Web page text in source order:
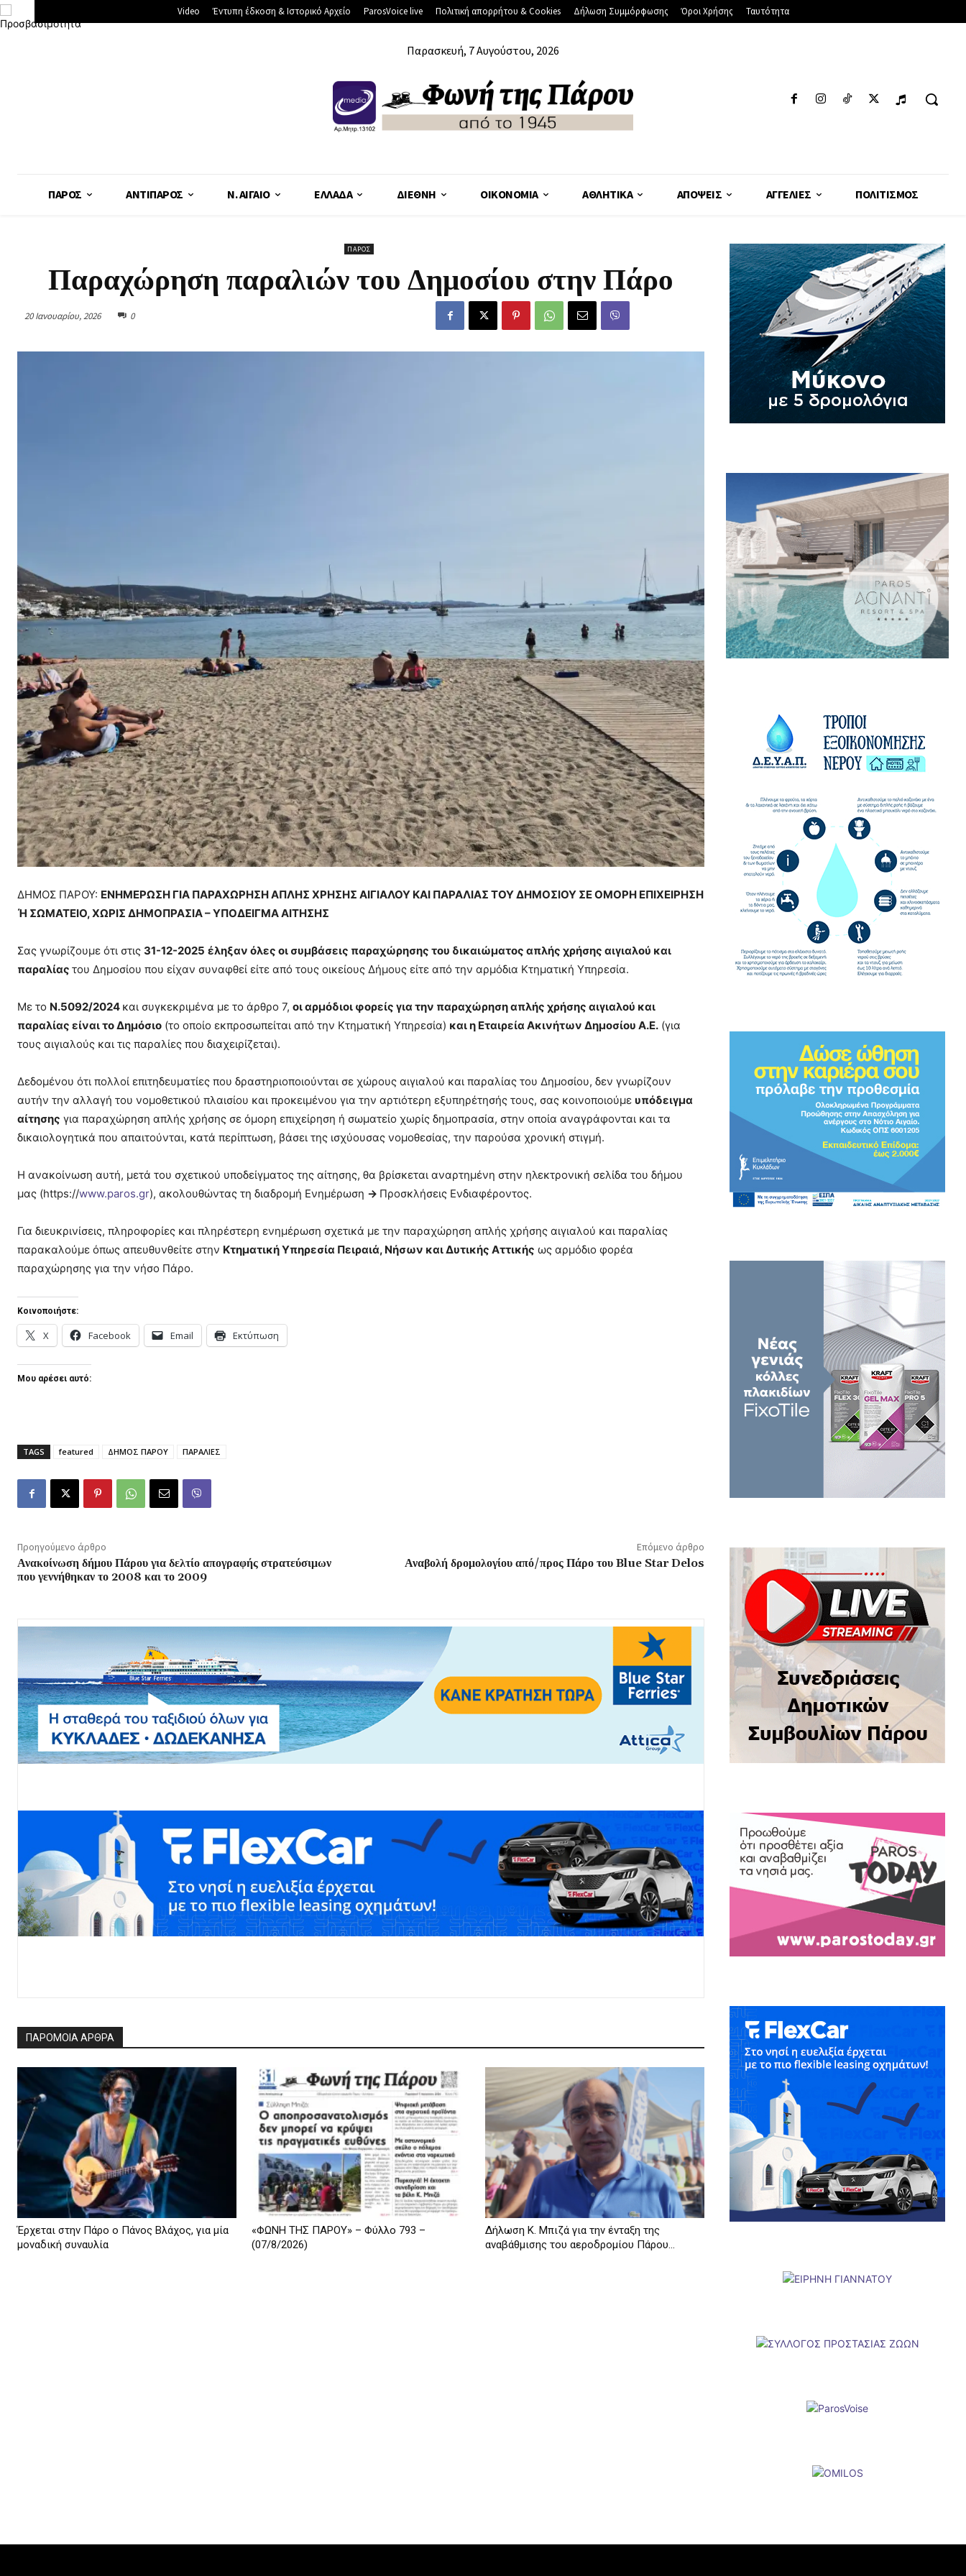
Video Έντυπη έδκοση & Ιστορικό Αρχείο ParosVoice live Πολιτική απορρήτου & Cookies Δήλωση Συμμόρφωσης Όροι Χρήσης Ταυτότητα
Παρασκευή, 7 Αυγούστου, 2026
ΠΆΡΟΣ ΑΝΤΊΠΑΡΟΣ Ν. ΑΙΓΑΊΟ ΕΛΛΆΔΑ ΔΙΕΘΝΉ ΟΙΚΟΝΟΜΊΑ ΑΘΛΗΤΙΚΆ ΑΠΌΨΕΙΣ ΑΓΓΕΛΊΕΣ ΠΟΛΙΤΙΣΜΌΣ
ΠΆΡΟΣ
Παραχώρηση παραλιών του Δημοσίου στην Πάρο
20 Ιανουαρίου, 2026 0
ΔΗΜΟΣ ΠΑΡΟΥ: ΕΝΗΜΕΡΩΣΗ ΓΙΑ ΠΑΡΑΧΩΡΗΣΗ ΑΠΛΗΣ ΧΡΗΣΗΣ ΑΙΓΙΑΛΟΥ ΚΑΙ ΠΑΡΑΛΙΑΣ ΤΟΥ ΔΗΜΟΣΙΟΥ ΣΕ ΟΜΟΡΗ ΕΠΙΧΕΙΡΗΣΗ
Ή ΣΩΜΑΤΕΙΟ, ΧΩΡΙΣ ΔΗΜΟΠΡΑΣΙΑ – ΥΠΟΔΕΙΓΜΑ ΑΙΤΗΣΗΣ
Σας γνωρίζουμε ότι στις 31-12-2025 έληξαν όλες οι συμβάσεις παραχώρησης του δικαιώματος απλής χρήσης αιγιαλού και
παραλίας του Δημοσίου που είχαν συναφθεί είτε από τους οικείους Δήμους είτε από την αρμόδια Κτηματική Υπηρεσία.
Με το Ν.5092/2024 και συγκεκριμένα με το άρθρο 7, οι αρμόδιοι φορείς για την παραχώρηση απλής χρήσης αιγιαλού και
παραλίας είναι το Δημόσιο (το οποίο εκπροσωπείται από την Κτηματική Υπηρεσία) και η Εταιρεία Ακινήτων Δημοσίου Α.Ε. (για
τους αιγιαλούς και τις παραλίες που διαχειρίζεται).
Δεδομένου ότι πολλοί επιτηδευματίες που δραστηριοποιούνται σε χώρους αιγιαλού και παραλίας του Δημοσίου, δεν γνωρίζουν
αυτήν την αλλαγή του νομοθετικού πλαισίου και προκειμένου για την αρτιότερη εξυπηρέτησής τους, σας κοινοποιούμε υπόδειγμα
αίτησης για παραχώρηση απλής χρήσης σε όμορη επιχείρηση ή σωματείο χωρίς δημοπρασία, στην οποία αναγράφονται και τα
δικαιολογητικά που απαιτούνται, κατά περίπτωση, βάσει της ισχύουσας νομοθεσίας, την παρούσα χρονική στιγμή.
Η ανακοίνωση αυτή, μετά του σχετικού υποδείγματος της αίτησης, θα βρίσκεται αναρτημένη στην ηλεκτρονική σελίδα του δήμου
μας (https://www.paros.gr), ακολουθώντας τη διαδρομή Ενημέρωση → Προσκλήσεις Ενδιαφέροντος.
Για διευκρινίσεις, πληροφορίες και πληρέστερη ενημέρωση σχετικά με την παραχώρηση απλής χρήσης αιγιαλού και παραλίας
παρακαλούμε όπως απευθυνθείτε στην Κτηματική Υπηρεσία Πειραιά, Νήσων και Δυτικής Αττικής ως αρμόδιο φορέα
παραχώρησης για την νήσο Πάρο.
Κοινοποιήστε:
X Facebook Email Εκτύπωση
Μου αρέσει αυτό:
TAGS featured ΔΗΜΟΣ ΠΑΡΟΥ ΠΑΡΑΛΙΕΣ
Προηγούμενο άρθρο
Ανακοίνωση δήμου Πάρου για δελτίο απογραφής στρατεύσιμων
που γεννήθηκαν το 2008 και το 2009
Επόμενο άρθρο
Αναβολή δρομολογίου από/προς Πάρο του Blue Star Delos
ΠΑΡΟΜΟΙΑ ΑΡΘΡΑ
Έρχεται στην Πάρο ο Πάνος Βλάχος, για μία
μοναδική συναυλία
«ΦΩΝΗ ΤΗΣ ΠΑΡΟΥ» – Φύλλο 793 –
(07/8/2026)
Δήλωση Κ. Μπιζά για την ένταξη της
αναβάθμισης του αεροδρομίου Πάρου...